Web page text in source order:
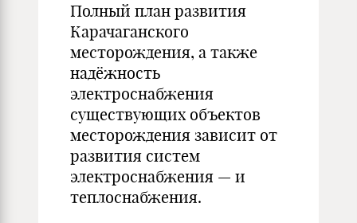
Полный план развития
Карачаганского
месторождения, а также
надёжность
электроснабжения
существующих объектов
месторождения зависит от
развития систем
электроснабжения — и
теплоснабжения.